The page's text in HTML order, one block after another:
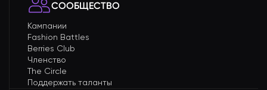
СООБЩЕСТВО
Кампании
Fashion Battles
Berries Club
Членство
The Circle
Поддержать таланты